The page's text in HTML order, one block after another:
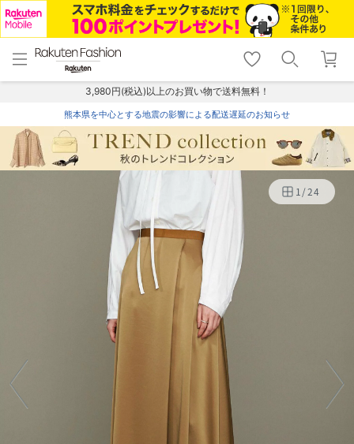
menu home
トップ
shopping_cart lock_outline
ログイン
3,980円(税込)以上のお買い物で送料無料！
熊本県を中心とする地震の影響による配送遅延のお知らせ
1/24